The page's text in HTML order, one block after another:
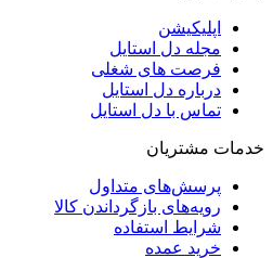
اپلیکیشن
مجله دل استایل
فرصت های شغلی
درباره دل استایل
تماس با دل استایل
خدمات مشتریان
پرسش‌های متداول
رویه‌های بازگرداندن کالا
شرایط استفاده
خرید عمده